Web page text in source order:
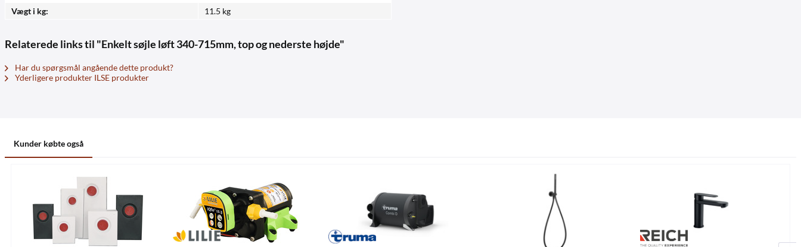
Vægt i kg:
11.5 kg
Relaterede links til "Enkelt søjle løft 340-715mm, top og nederste højde"
Har du spørgsmål angående dette produkt?
Yderligere produkter ILSE produkter
Kunder købte også